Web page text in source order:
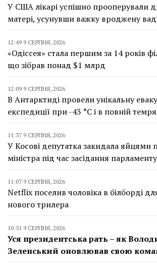
У США лікарі успішно прооперували
матері, усунувши важку вроджену
12:49 9 СЕРПНЯ, 2026
«Одіссея» стала першим за 14 років
що зібрав понад $1 млрд
12:09 9 СЕРПНЯ, 2026
В Антарктиді провели унікальну
експедиції при -43 °C і в повній
11:37 9 СЕРПНЯ, 2026
У Косові депутатка закидала яйцями
міністра під час засідання парламенту
11:07 9 СЕРПНЯ, 2026
Netflix поселив чоловіка в білборді
нового трилера
10:51 9 СЕРПНЯ, 2026
Уся президентська рать – як
Зеленський оновлював свою